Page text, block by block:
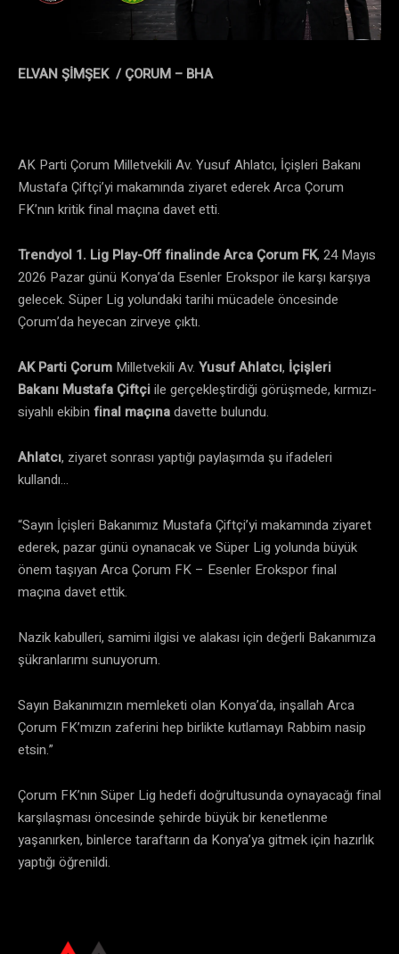
ELVAN ŞİMŞEK / ÇORUM – BHA
AK Parti Çorum Milletvekili Av. Yusuf Ahlatcı, İçişleri Bakanı
Mustafa Çiftçi’yi makamında ziyaret ederek Arca Çorum
FK’nın kritik final maçına davet etti.
Trendyol 1. Lig Play-Off finalindeArca Çorum FK, 24 Mayıs
2026 Pazar günü Konya’da Esenler Erokspor ile karşı karşıya
gelecek. Süper Lig yolundaki tarihi mücadele öncesinde
Çorum’da heyecan zirveye çıktı.
AK Parti Çorum Milletvekili Av. Yusuf Ahlatcı, İçişleri
Bakanı Mustafa Çiftçiile gerçekleştirdiği görüşmede, kırmızı-
siyahlı ekibin final maçınadavette bulundu.
Ahlatcı, ziyaret sonrası yaptığı paylaşımda şu ifadeleri
kullandı…
“Sayın İçişleri Bakanımız Mustafa Çiftçi’yi makamında ziyaret
ederek, pazar günü oynanacak ve Süper Lig yolunda büyük
önem taşıyan Arca Çorum FK – Esenler Erokspor final
maçına davet ettik.
Nazik kabulleri, samimi ilgisi ve alakası için değerli Bakanımıza
şükranlarımı sunuyorum.
Sayın Bakanımızın memleketi olan Konya’da, inşallah Arca
Çorum FK’mızın zaferini hep birlikte kutlamayı Rabbim nasip
etsin.”
Çorum FK’nın Süper Lig hedefi doğrultusunda oynayacağı final
karşılaşması öncesinde şehirde büyük bir kenetlenme
yaşanırken, binlerce taraftarın da Konya’ya gitmek için hazırlık
yaptığı öğrenildi.